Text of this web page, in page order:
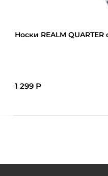
Носки REALM
1 299 Р